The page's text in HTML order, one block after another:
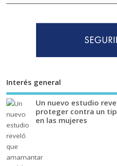
Interés general
Un nuevo estudio
proteger contra un
en las mujeres